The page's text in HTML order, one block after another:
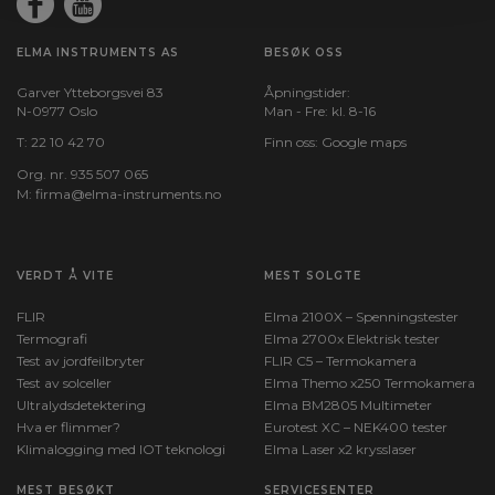
ELMA INSTRUMENTS AS
Garver Ytteborgsvei 83
N-0977 Oslo
T: 22 10 42 70
Org. nr. 935 507 065
M: firma@elma-instruments.no​
BESØK OSS
Åpningstider:
Man - Fre: kl. 8-16
Finn oss: Google maps
VERDT Å VITE
FLIR
Termografi
Test av jordfeilbryter
Test av solceller
Ultralydsdetektering
Hva er flimmer?
Klimalogging med IOT teknologi
MEST SOLGTE
Elma 2100X – Spenningstester
Elma 2700x Elektrisk tester
FLIR C5 – Termokamera
Elma Themo x250 Termokamera
Elma BM2805 Multimeter
Eurotest XC – NEK400 tester
Elma Laser x2 krysslaser
MEST BESØKT SERVICESENTER